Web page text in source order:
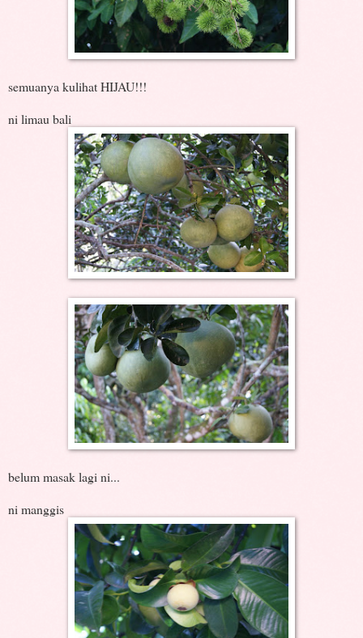
semuanya kulihat HIJAU!!!
ni limau bali
belum masak lagi ni...
ni manggis